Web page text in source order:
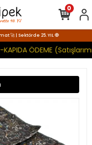
🚀 | Sektörde 25. YIL 🧿
ÖDEME
0